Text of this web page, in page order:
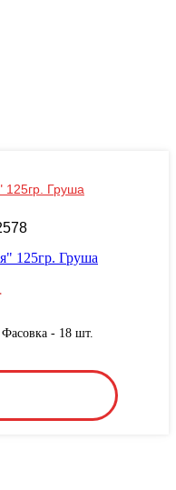
Груша
- 18 шт.